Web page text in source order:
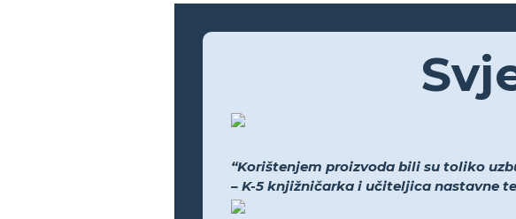
“Korištenjem proizvoda bili su toliko
– K-5 knjižničarka i učiteljica nastavne